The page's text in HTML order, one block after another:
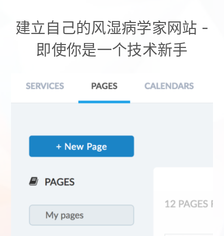
建立自己的风湿病学家网站 -
即使你是一个技术新手